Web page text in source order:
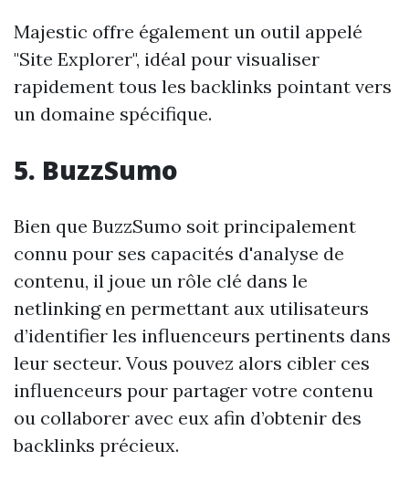
Majestic offre également un outil appelé
"Site Explorer", idéal pour visualiser
rapidement tous les backlinks pointant vers
un domaine spécifique.
5. BuzzSumo
Bien que BuzzSumo soit principalement
connu pour ses capacités d'analyse de
contenu, il joue un rôle clé dans le
netlinking en permettant aux utilisateurs
d’identifier les influenceurs pertinents dans
leur secteur. Vous pouvez alors cibler ces
influenceurs pour partager votre contenu
ou collaborer avec eux afin d’obtenir des
backlinks précieux.